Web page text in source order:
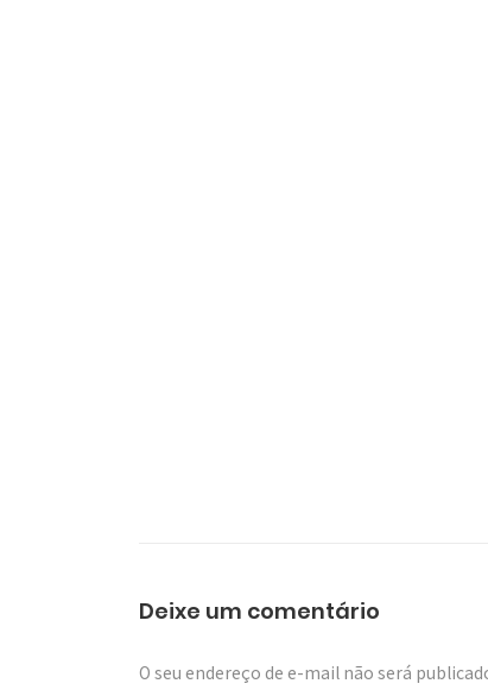
Deixe um comentário
O seu endereço de e-mail não será